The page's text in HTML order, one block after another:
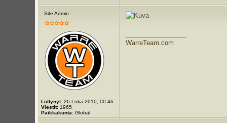
Site Admin
Liittynyt:26 Loka 2010, 00:46
Viestit:1965
Paikkakunta:Global
WarreTeam.com